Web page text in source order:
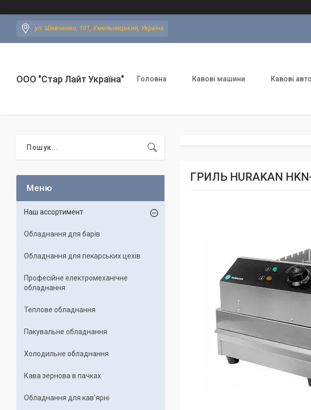
ул. Шевченко, 101, Хмельницький, Україна
ООО "Стар Лайт Україна" Головна Кавові машини Кавові
ГРИЛЬ HURAKAN
Наш ассортимент
Обладнання для барів
Обладнання для пекарських цехiв
Професійне електромеханічне
обладнання
Теплове обладнання
Пакувальне обладнання
Холодильне обладнання
Кава зернова в пачках
Обладнання для кав'ярні